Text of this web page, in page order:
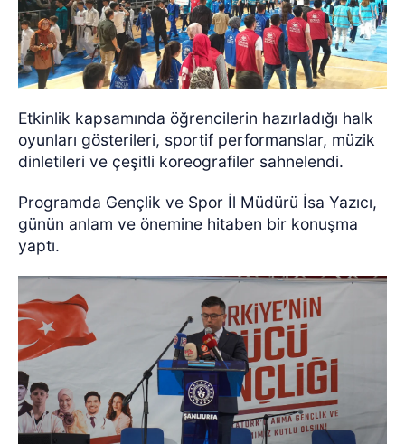
Etkinlik kapsamında öğrencilerin hazırladığı halk
oyunları gösterileri, sportif performanslar, müzik
dinletileri ve çeşitli koreografiler sahnelendi.
Programda Gençlik ve Spor İl Müdürü İsa Yazıcı,
günün anlam ve önemine hitaben bir konuşma
yaptı.